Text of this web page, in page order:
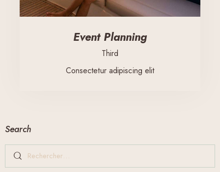
Event Planning
Third
Consectetur adipiscing elit
Search